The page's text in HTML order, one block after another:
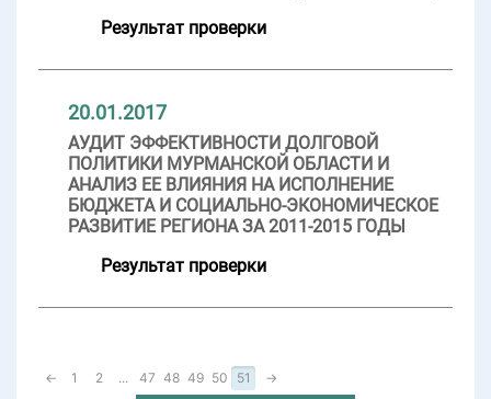
Результат проверки
20.01.2017
АУДИТ ЭФФЕКТИВНОСТИ ДОЛГОВОЙ
ПОЛИТИКИ МУРМАНСКОЙ ОБЛАСТИ И
АНАЛИЗ ЕЕ ВЛИЯНИЯ НА ИСПОЛНЕНИЕ
БЮДЖЕТА И СОЦИАЛЬНО-ЭКОНОМИЧЕСКОЕ
РАЗВИТИЕ РЕГИОНА ЗА 2011-2015 ГОДЫ
Результат проверки
← 1 2 ... 47 48 49 50 51 →